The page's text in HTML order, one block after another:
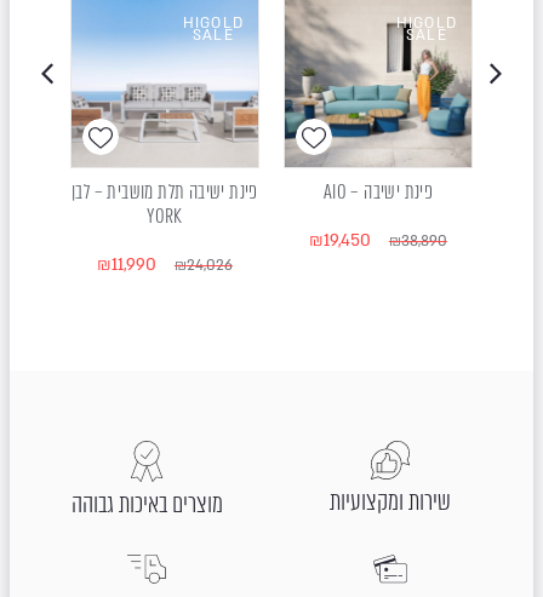
פינת ישיבה – AIO
₪38,890
₪19,450
HIGOLD
SALE
פינת ישיבה תלת מושבית – לבן
YORK
₪24,026
₪11,990
HIGOLD
SALE
שירות ומקצועיות מוצרים באיכות גבוהה